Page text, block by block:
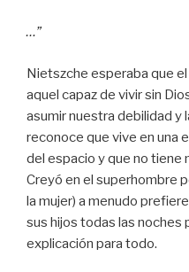
…”
Nietszche esperaba que
aquel capaz de vivir sin
asumir nuestra debilidad y
reconoce que vive en una
del espacio y que no tiene
Creyó en el superhombre
la mujer) a menudo
sus hijos todas las noches
explicación para todo.